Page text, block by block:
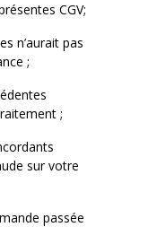
CGV;
n’aurait pas
;
;
sur votre
passée